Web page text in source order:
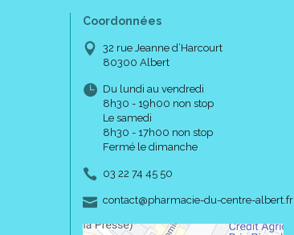
Coordonnées
32 rue Jeanne d’Harcourt
80300 Albert
Du lundi au vendredi
8h30 - 19h00 non stop
Le samedi
8h30 - 17h00 non stop
Fermé le dimanche
03 22 74 45 50
contact-
@-
pharmacie-du-centre-albert.fr